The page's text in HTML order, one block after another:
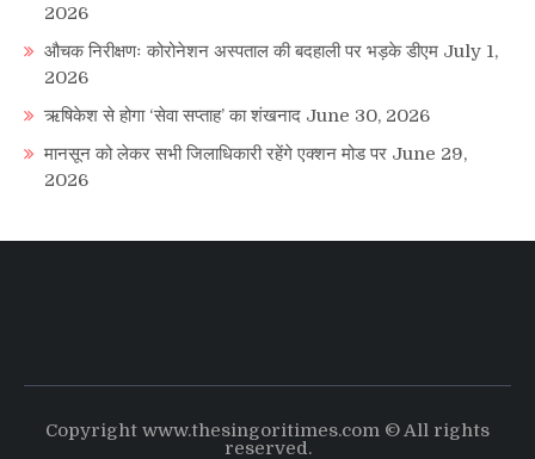
2026
औचक निरीक्षणः कोरोनेशन अस्पताल की बदहाली पर भड़के डीएम July 1,
2026
ऋषिकेश से होगा ‘सेवा सप्ताह’ का शंखनाद June 30, 2026
मानसून को लेकर सभी जिलाधिकारी रहेंगे एक्शन मोड पर June 29,
2026
Copyright www.thesingoritimes.com © All rights
reserved.